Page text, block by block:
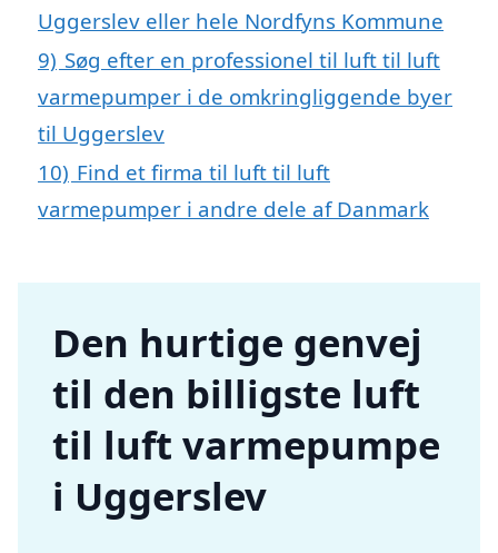
Uggerslev eller hele Nordfyns Kommune
9) Søg efter en professionel til luft til luft
varmepumper i de omkringliggende byer
til Uggerslev
10) Find et firma til luft til luft
varmepumper i andre dele af Danmark
Den hurtige genvej
til den billigste luft
til luft varmepumpe
i Uggerslev